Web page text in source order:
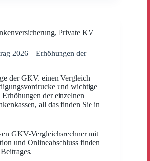
, Private KV
2026 – Erhöhungen der
der GKV, einen Vergleich
und wichtige
der einzelnen
all das finden Sie in
GKV-Vergleichsrechner mit
und Onlineabschluss finden